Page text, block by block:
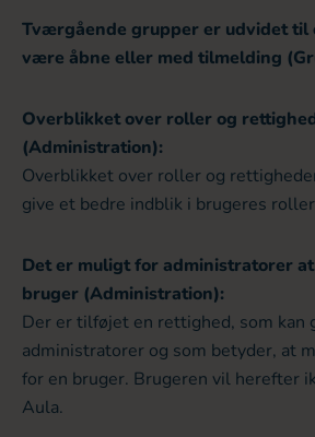
Tværgående grupper er udvidet til
være åbne eller med tilmelding
Overblikket over roller og
(Administration):
Overblikket over roller og
give et bedre indblik i brugeres
Det er muligt for administratorer
bruger (Administration):
Der er tilføjet en rettighed, som kan
administratorer og som betyder, at
for en bruger. Brugeren vil herefter
Aula.